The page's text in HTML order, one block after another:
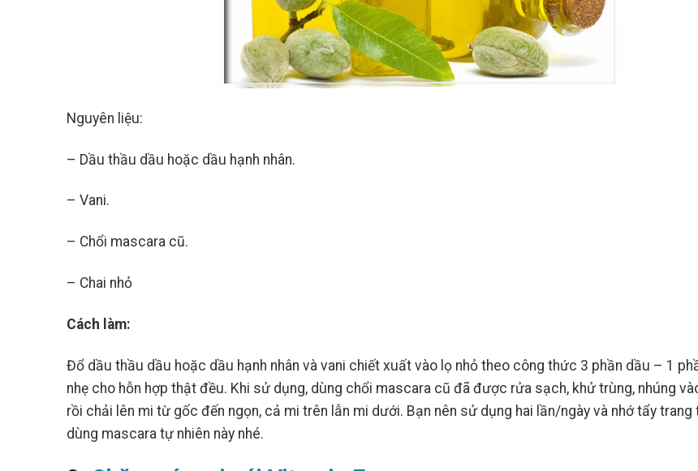
Nguyên liệu:
– Dầu thầu dầu hoặc dầu hạnh nhân.
– Vani.
– Chổi mascara cũ.
– Chai nhỏ
Cách làm:
Đổ dầu thầu dầu hoặc dầu hạnh nhân và vani chiết xuất vào lọ nhỏ theo công thức 3 phần dầu – 1
nhẹ cho hỗn hợp thật đều. Khi sử dụng, dùng chổi mascara cũ đã được rửa sạch, khử trùng, nhúng
rồi chải lên mi từ gốc đến ngọn, cả mi trên lẫn mi dưới. Bạn nên sử dụng hai lần/ngày và nhớ tẩy trang
dùng mascara tự nhiên này nhé.